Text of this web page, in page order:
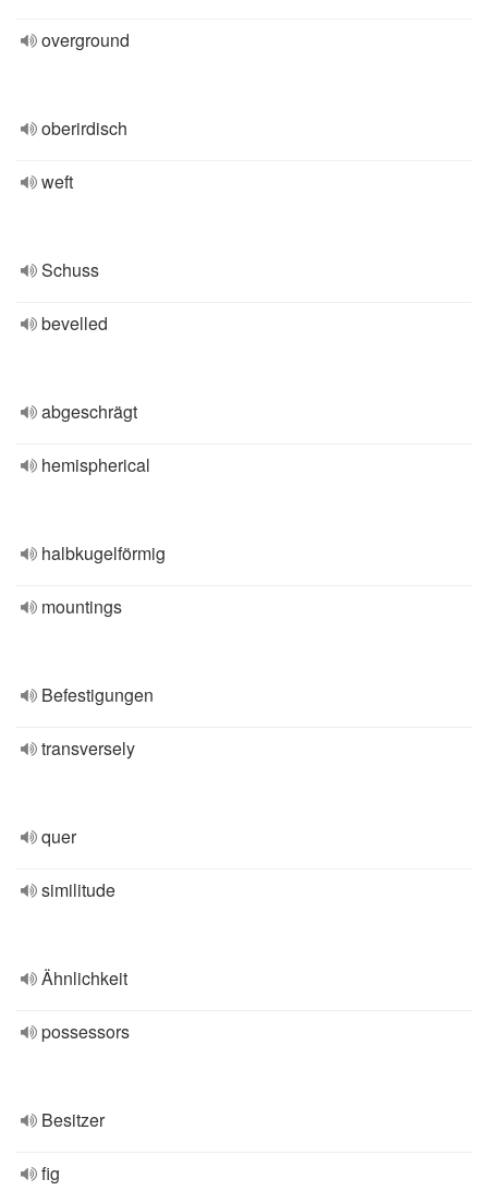
overground
oberirdisch
weft
Schuss
bevelled
abgeschrägt
hemispherical
halbkugelförmig
mountings
Befestigungen
transversely
quer
similitude
Ähnlichkeit
possessors
Besitzer
fig